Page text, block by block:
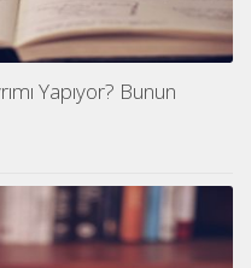
Yapıyor? Bunun